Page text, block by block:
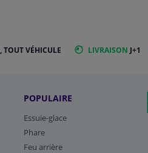
TOUT VÉHICULE LIVRAISON J+1
POPULAIRE
Essuie-glace
Phare
Feu arrière